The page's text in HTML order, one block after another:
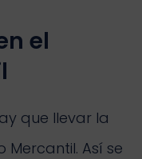
el
que llevar la
Así se